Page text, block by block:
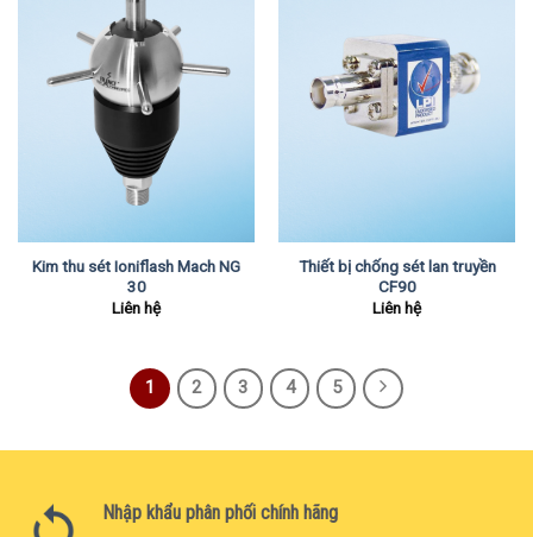
Kim thu sét Ioniflash Mach NG
30
Liên hệ
Thiết bị chống sét lan truyền
CF90
Liên hệ
1 2 3 4 5
Nhập khẩu phân phối chính hãng